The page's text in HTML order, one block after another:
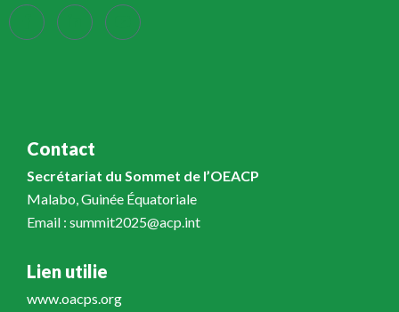
Contact
Secrétariat du Sommet de l’OEACP
Malabo, Guinée Équatoriale
Email : summit2025@acp.int
Lien utilie
www.oacps.org